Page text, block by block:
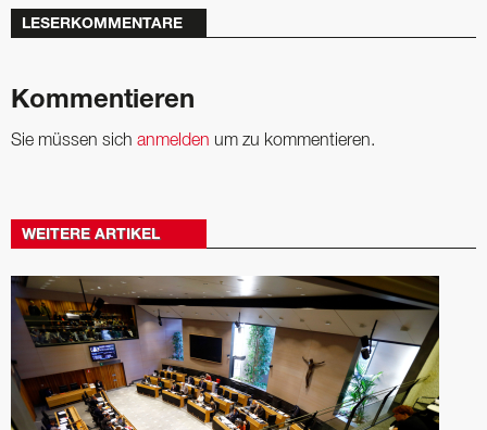
LESERKOMMENTARE
Kommentieren
Sie müssen sich anmelden um zu kommentieren.
WEITERE ARTIKEL